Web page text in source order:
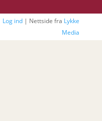
Log ind | Nettside fra Lykke
Media